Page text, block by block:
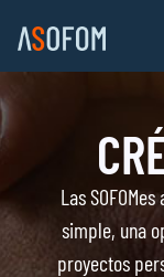
Las
simple, una
proyectos